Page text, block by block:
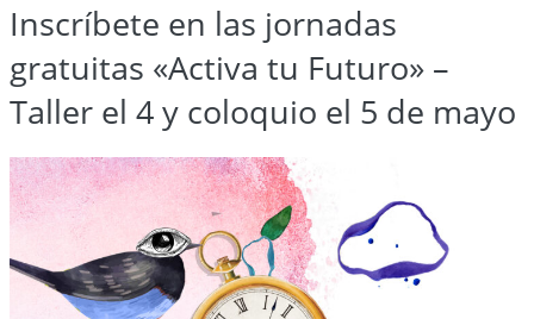
Inscríbete en las jornadas
gratuitas «Activa tu Futuro» –
Taller el 4 y coloquio el 5 de mayo